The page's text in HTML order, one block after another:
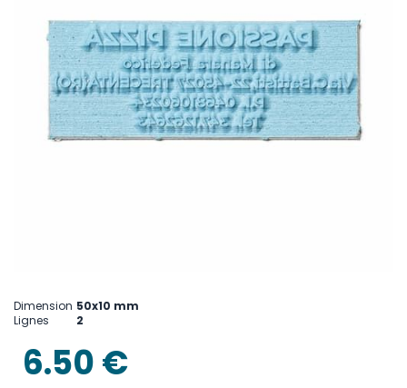
the
beginning
the
images
gallery
Dimension 50x10 mm
Lignes
2
6.50 €